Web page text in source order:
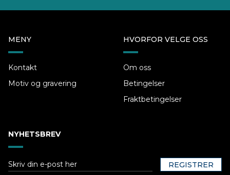
MENY
Kontakt
Motiv og gravering
HVORFOR VELGE OSS
Om oss
Betingelser
Fraktbetingelser
NYHETSBREV
REGISTRER